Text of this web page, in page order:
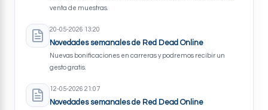
venta de muestras.
20-05-2026 13:20
Novedades semanales de Red Dead Online
Nuevas bonificaciones en carreras y podremos recibir un
gesto gratis.
12-05-2026 21:07
Novedades semanales de Red Dead Online